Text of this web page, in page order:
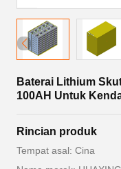
Baterai Lithium
100AH ​​Untuk
Rincian produk
Tempat asal: Cina